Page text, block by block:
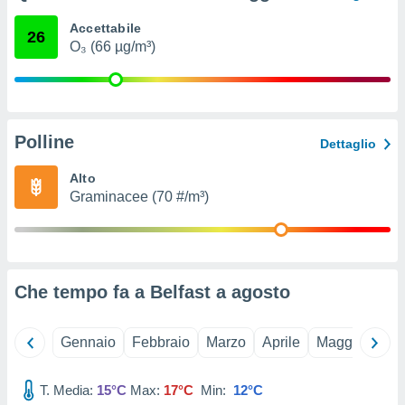
Web
26 Accettabile
O₃ (66 µg/m³)
Polline Dettaglio
Alto
Graminacee (70 #/m³)
Che tempo fa a Belfast a agosto
Gennaio Febbraio Marzo Aprile Maggio
T. Media: 15°C Max: 17°C Min: 12°C